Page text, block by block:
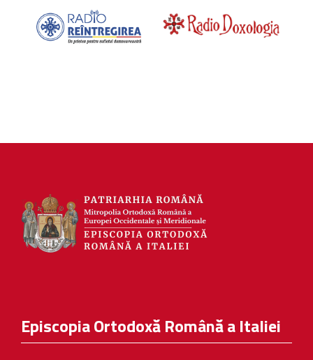
Episcopia Ortodoxă Română a Italiei